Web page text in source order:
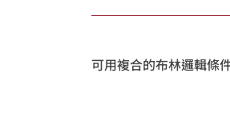
可用複合的布林邏輯條